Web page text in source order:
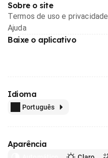
Sobre o site
Termos de uso e privacidade
Ajuda
Baixe o aplicativo
Idioma
Português
Aparência